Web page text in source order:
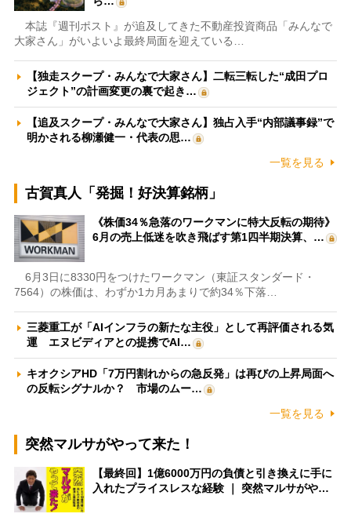
本誌『週刊ポスト』が追及してきた不動産投資商品「みんなで
大家さん」がいよいよ最終局面を迎えている…
【独走スクープ・みんなで大家さん】二転三転した“成田プロ
ジェクト”の計画変更の裏で起き…
【追及スクープ・みんなで大家さん】独占入手“内部議事録”で
明かされる柳瀬健一・代表の思…
一覧を見る
古賀真人「発掘！好決算銘柄」
《株価34％急落のワークマンに特大反転の期待》
6月の売上低迷を吹き飛ばす第1四半期決算、…
6月3日に8330円をつけたワークマン（東証スタンダード・
7564）の株価は、わずか1カ月あまりで約34％下落…
三菱重工が「AIインフラの新たな主役」として再評価される気
運 エヌビディアとの提携でAI…
キオクシアHD「7万円割れからの急反発」は再びの上昇局面へ
の反転シグナルか？ 市場のムー…
一覧を見る
突然マルサがやって来た！
【最終回】1億6000万円の負債と引き換えに手に
入れたプライスレスな経験 ｜ 突然マルサがや…